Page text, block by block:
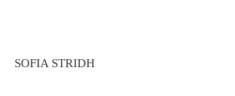
SOFIA STRIDH